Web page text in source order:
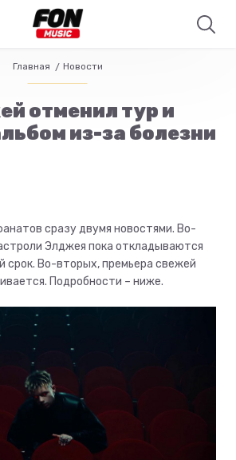
Главная Новости
отменил тур и
из-за болезни
сразу двумя новостями. Во-
Элджея пока откладываются
срок. Во-вторых, премьера свежей
Подробности – ниже.